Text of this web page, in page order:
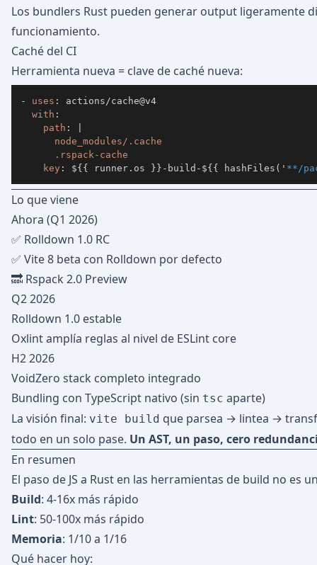
Los bundlers Rust pueden generar output ligeramente
funcionamiento.
Caché del CI
Herramienta nueva = clave de caché nueva:
- uses :
with :
path :
      .rspack-cache
key : ${ { runner.os } } - build - ${ { hashFiles(' **/
Lo que viene
Ahora (Q1 2026)
✅ Rolldown 1.0 RC
✅ Vite 8 beta con Rolldown por defecto
🔜 Rspack 2.0 Preview
Q2 2026
Rolldown 1.0 estable
Oxlint amplía reglas al nivel de ESLint core
H2 2026
VoidZero stack completo integrado
Bundling con TypeScript nativo (sin tsc aparte)
La visión final: vite build que parsea → lintea →
todo en un solo pase. Un AST, un paso, cero
En resumen
El paso de JS a Rust en las herramientas de build no es
Build: 4-16x más rápido
Lint: 50-100x más rápido
Memoria: 1/10 a 1/16
Qué hacer hoy: